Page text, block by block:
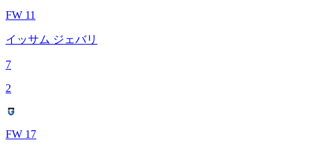
FW 11
イッサム ジェバリ
7
2
FW 17